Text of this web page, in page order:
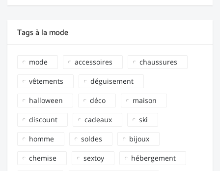
Tags à la mode
mode accessoires chaussures
vêtements déguisement
halloween déco maison
discount cadeaux ski
homme soldes bijoux
chemise sextoy hébergement